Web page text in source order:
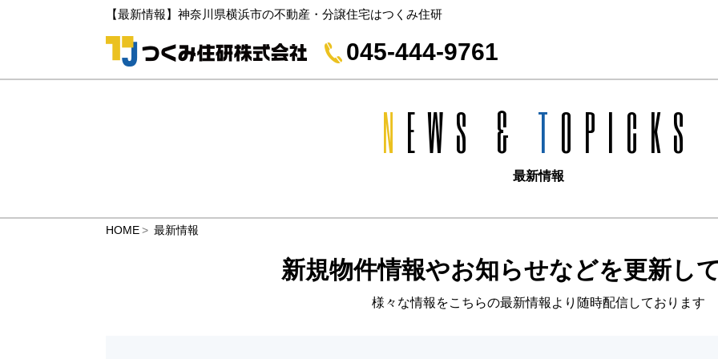
【最新情報】神奈川県横浜市の不動産・分譲住宅はつくみ住研
045-444-9761
N EWS & T OPICKS
最新情報
HOME 最新情報
新規物件情報やお知らせなどを更新し
様々な情報をこちらの最新情報より随時配信しております